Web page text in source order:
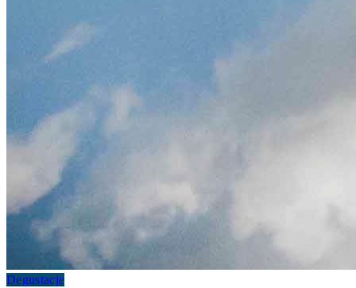
Degustacje